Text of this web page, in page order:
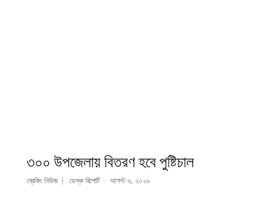
৩০০ উপজেলায় বিতরণ হবে পুষ্টিচাল
ব্রেকিং নিউজ ডেস্ক রিপোর্ট - আগস্ট ৬, ২০২৬